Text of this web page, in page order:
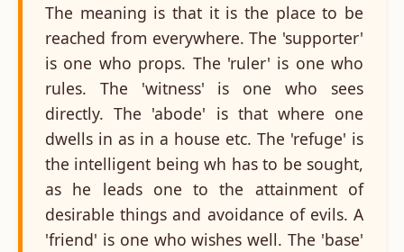
The meaning is that it is the place to be
reached from everywhere. The 'supporter'
is one who props. The 'ruler' is one who
rules. The 'witness' is one who sees
directly. The 'abode' is that where one
dwells in as in a house etc. The 'refuge' is
the intelligent being wh has to be sought,
as he leads one to the attainment of
desirable things and avoidance of evils. A
'friend' is one who wishes well. The 'base'